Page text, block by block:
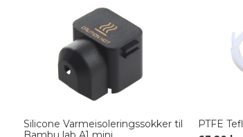
Silicone Varmeisoleringssokker til
PTFE